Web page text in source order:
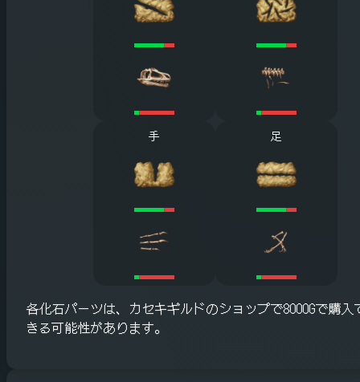
手 足
各化石パーツは、カセキギルドのショップで8000Gで購入
きる可能性があります。